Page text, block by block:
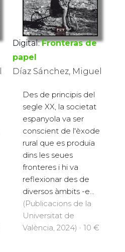
Digital: Fronteras de
papel
Díaz Sánchez, Miguel
Des de principis del
segle XX, la societat
espanyola va ser
conscient de l'èxode
rural que es produïa
dins les seues
fronteres i hi va
reflexionar des de
diversos àmbits -e...
(Publicacions de la
Universitat de
València, 2024) · 10 €